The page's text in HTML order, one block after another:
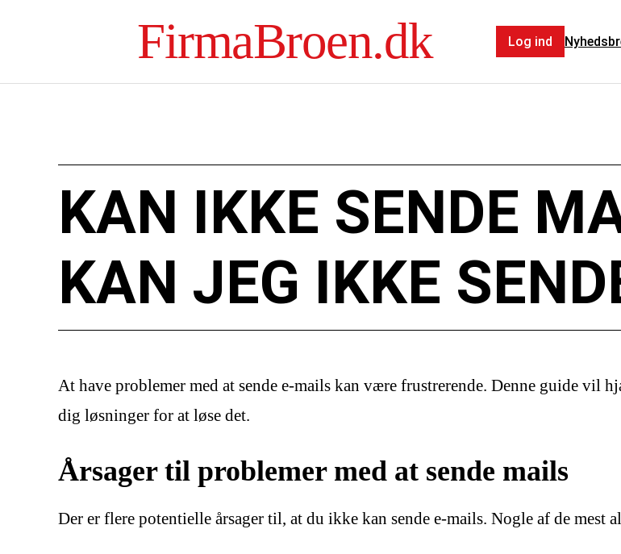
FirmaBroen.dk Log ind
KAN IKKE SENDE
KAN JEG IKKE
At have problemer med at sende e-mails kan være frustrerende. Denne guide vil
dig løsninger for at løse det.
Årsager til problemer med at sende mails
Der er flere potentielle årsager til, at du ikke kan sende e-mails. Nogle af de mest